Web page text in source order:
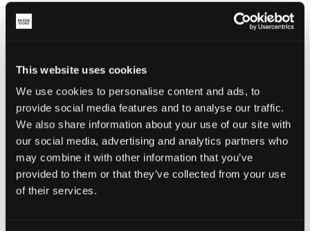
This website uses cookies
We use cookies to personalise content and ads, to
provide social media features and to analyse our traffic.
We also share information about your use of our site with
our social media, advertising and analytics partners who
may combine it with other information that you’ve
provided to them or that they’ve collected from your use
of their services.
134-140
Opplevd størrelse
Liten Riktig Stor
STØRRELSESTABELL
VELG EN STØRRELSE